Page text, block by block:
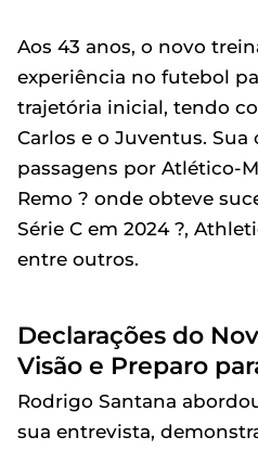
Aos 43 anos, o novo
experiência no futebol
trajetória inicial, tendo
Carlos e o Juventus. Sua
passagens por Atlético-
Remo ? onde obteve
Série C em 2024 ?,
entre outros.
Declarações do
Visão e Preparo
Rodrigo Santana
sua entrevista,